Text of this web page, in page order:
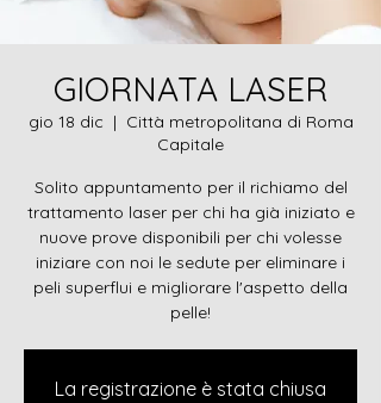
GIORNATA LASER
gio 18 dic
  |
Città metropolitana di Roma
Capitale
Solito appuntamento per il richiamo del
trattamento laser per chi ha già iniziato e
nuove prove disponibili per chi volesse
iniziare con noi le sedute per eliminare i
peli superflui e migliorare l'aspetto della
pelle!
La registrazione è stata chiusa